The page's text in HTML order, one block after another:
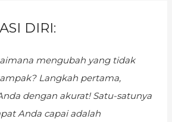
DIRI:
mengubah yang tidak
Langkah pertama,
dengan akurat! Satu-satunya
Anda capai adalah